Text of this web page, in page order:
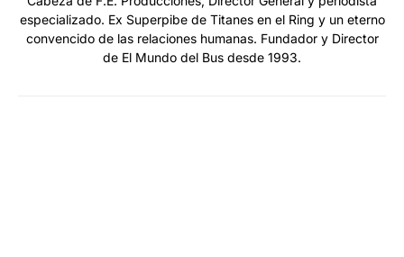
especializado. Ex Superpibe de Titanes en el Ring y un eterno
convencido de las relaciones humanas. Fundador y Director
de El Mundo del Bus desde 1993.